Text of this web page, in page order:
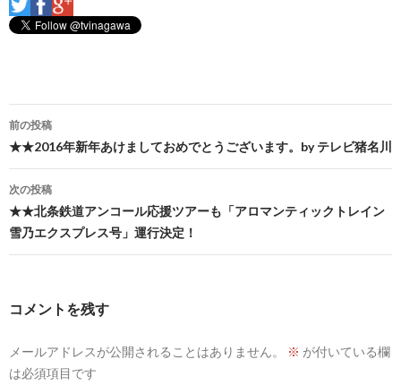
投
稿
ナ
ビ
ゲ
シ
ン
前の投稿
★★2016年新年あけましておめでとうございます。by テレビ猪名川
次の投稿
★★北条鉄道アンコール応援ツアーも「アロマンティックトレイン
雪乃エクスプレス号」運行決定！
コメントを残す
メールアドレスが公開されることはありません。 ※ が付いている欄
は必須項目です